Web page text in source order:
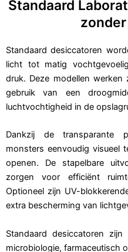
Standaard
Standaard desiccatoren
licht tot matig
druk. Deze modellen
gebruik van een
luchtvochtigheid in de
Dankzij de transparante
monsters eenvoudig visueel
openen. De stapelbare
zorgen voor efficiënt
Optioneel zijn UV-
extra bescherming van
Standaard desiccatoren
microbiologie, farmaceutisch